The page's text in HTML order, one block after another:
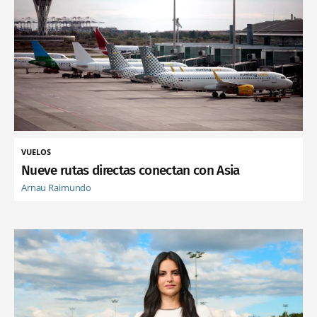
VUELOS
Nueve rutas directas conectan con Asia
Arnau Raimundo